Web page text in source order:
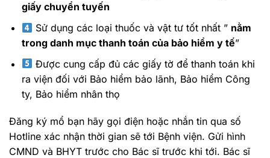
giấy chuyển tuyến
Sử dụng các loại thuốc và vật tư tốt nhất ” nằm
trong danh mục thanh toán của bảo hiểm y tế”
Được cung cấp đủ các giấy tờ để thanh toán khi
ra viện đối với Bảo hiểm bảo lãnh, Bảo hiểm Công
ty, Bảo hiểm nhân thọ
Đăng ký mổ bạn hãy gọi điện hoặc nhắn tin qua số
Hotline xác nhận thời gian sẽ tới Bệnh viện. Gửi hình
CMND và BHYT trước cho Bác sĩ trước khi tới. Bác sĩ